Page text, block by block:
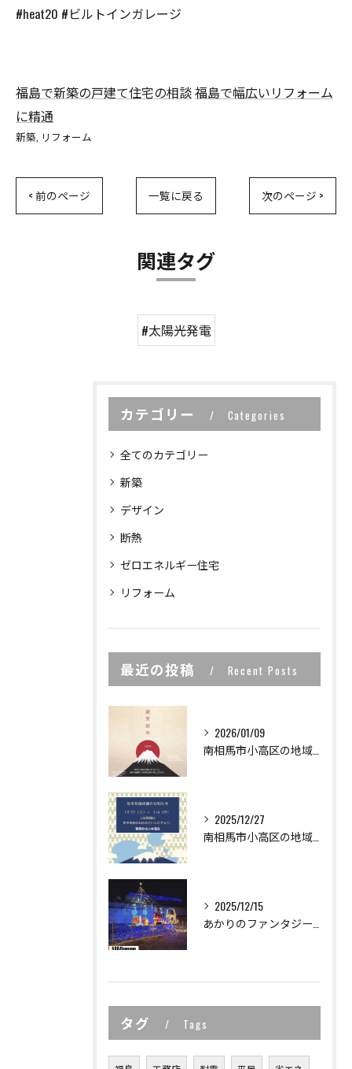
#heat20 #ビルトインガレージ
福島で新築の戸建て住宅の相談福島で幅広いリフォーム
に精通
新築 リフォーム
< 前のページ 一覧に戻る 次のページ >
関連タグ
#太陽光発電
カテゴリー Categories
全てのカテゴリー
新築
デザイン
断熱
ゼロエネルギー住宅
リフォーム
最近の投稿 Recent Posts
2026/01/09
2025/12/27
2025/12/15
タグ Tags